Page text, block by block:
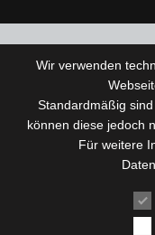
Wir verwenden
Standardmäßig
können diese jedoch
Für weitere